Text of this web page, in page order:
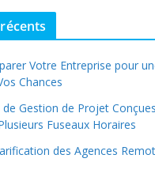
Votre Entreprise pour
Chances
Gestion de Projet
Fuseaux Horaires
des Agences